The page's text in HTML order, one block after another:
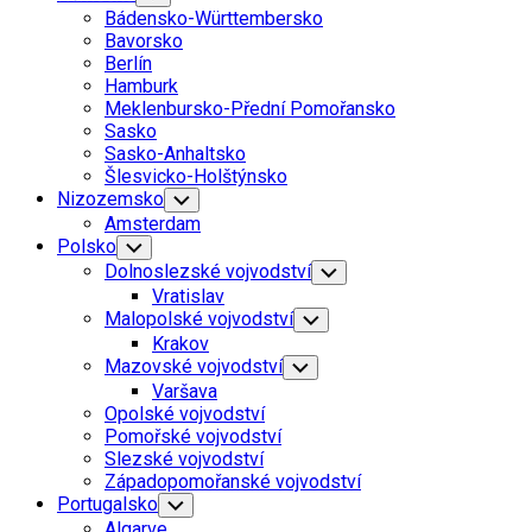
Child
Menu
Bádensko-Württembersko
Bavorsko
Berlín
Hamburk
Meklenbursko-Přední Pomořansko
Sasko
Sasko-Anhaltsko
Šlesvicko-Holštýnsko
Nizozemsko Toggle
Child
Menu
Amsterdam
Polsko Toggle
Child
Menu
Dolnoslezské vojvodství Toggle
Child
Menu
Vratislav
Malopolské vojvodství Toggle
Child
Menu
Krakov
Mazovské vojvodství Toggle
Child
Varšava
Opolské vojvodství
Pomořské vojvodství
Slezské vojvodství
Západopomořanské vojvodství
Portugalsko Toggle
Child